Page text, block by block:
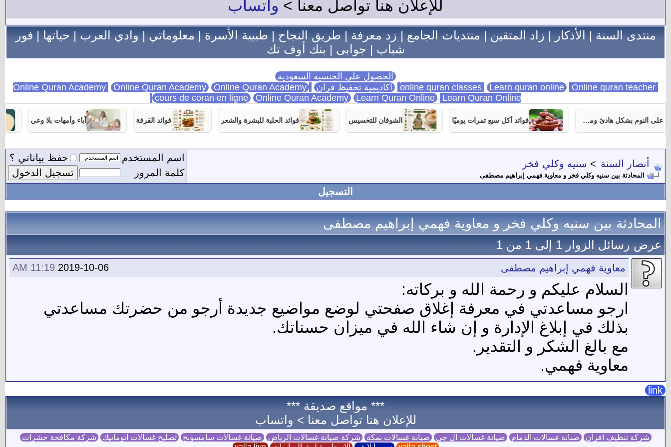
للإعلان هنا تواصل معنا > واتساب
منتدى السنة|الأذكار|زاد المتقين|منتديات الجامع|زد معرفة|طريق النجاح|طبيبة الأسرة|معلوماتي|وادي العرب|حياتها|فور
شباب | جوابى | بنك أوف تك
الحصول على الجنسيه السعوديه
Learn quran online Online quran teacher اكاديمية تحفيظ قران Online Quran Academy Online Quran Academy
cours de coran en ligne Online Quran Academy Learn Quran Online Learn Quran Online
آباء وأمهات بلا وعي فوائد القرفة فوائد الحلبة للبشرة والشعر الشوفان للتخسيس فوائد أكل سبع تمرات يوميًا 7 نصائح تساعدك على النوم بشكل هادئ ومستمر
أنصار السنة > سنيه وكلي فخر
المحادثة بين سنيه وكلي فخر و معاوية فهمي إبراهيم مصطفى
اسم المستخدم
حفظ بياناتي ؟
كلمة المرور
التسجيل
المحادثة بين سنيه وكلي فخر و معاوية فهمي إبراهيم مصطفى
عرض رسائل الزوار 1 إلى 1من1
2019-10-06
11:19 AM معاوية فهمي إبراهيم مصطفى
السلام عليكم و رحمة الله و بركاته:
ارجو مساعدتي في معرفة إغلاق صفحتي لوضع مواضيع جديدة أرجو من حضرتك مساعدتي
بذلك في إبلاغ الإدارة و إن شاء الله في ميزان حسناتك.
مع بالغ الشكر و التقدير.
معاوية فهمي.
link
*** مواقع صديقة ***
للإعلان هنا تواصل معنا > واتساب
شركة تنظيف افران صيانة غسالات الدمام صيانة غسالات ال جي صيانة غسالات بمكة شركة صيانة غسالات الرياض صيانة غسالات سامسونج تصليح غسالات اتوماتيك شركة مكافحة حشرات